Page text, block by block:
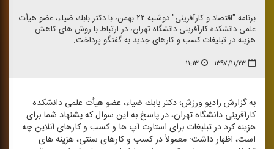
برنامه "اقتصاد و كارآفرینی" دوشنبه ۲۲ بهمن، با دكتر بابك ضیاء، عضو هیأت
علمی دانشكده كارآفرینی دانشگاه تهران، در ارتباط با روش های كاهش
هزینه در تبلیغات كسب و كارهای جدید به گفتگو پرداخت.
۱۳۹۷/۱۱/۲۳ ۱۱:۱۳
به گزارش رادیو ورزش؛ دكتر بابك ضیاء، عضو هیأت علمی دانشكده
كارآفرینی دانشگاه تهران، در پاسخ به این سوال كه پشنهاد شما برای
هزینه كرد در تبلیغات برای استارت آپ ها و كسب و كارهای آنلاین چه
است، اظهار داشت: معمولاً در كسب و كارهای سنتی، هزینه های